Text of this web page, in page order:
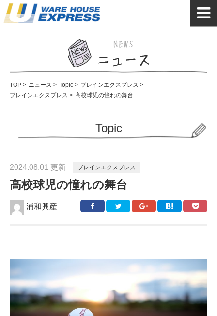
TOP > ニュース > Topic > ブレインエクスプレス >
ブレインエクスプレス > 高校球児の憧れの舞台
Topic
2024.08.01 更新 ブレインエクスプレス
高校球児の憧れの舞台
浦和興産